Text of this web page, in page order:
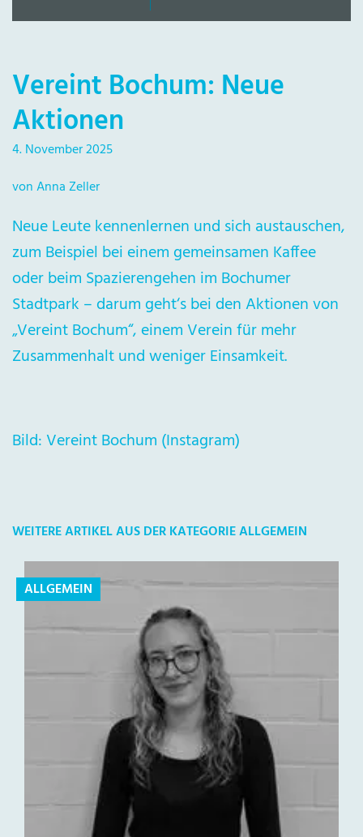
Vereint Bochum: Neue
Aktionen
4. November 2025
von Anna Zeller
Neue Leute kennenlernen und sich austauschen,
zum Beispiel bei einem gemeinsamen Kaffee
oder beim Spazierengehen im Bochumer
Stadtpark – darum geht‘s bei den Aktionen von
„Vereint Bochum“, einem Verein für mehr
Zusammenhalt und weniger Einsamkeit.
Bild: Vereint Bochum (Instagram)
WEITERE ARTIKEL AUS DER KATEGORIE ALLGEMEIN
ALLGEMEIN